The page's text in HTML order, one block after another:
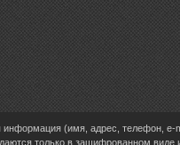
(имя, адрес, телефон, e-
только в зашифрованном виде